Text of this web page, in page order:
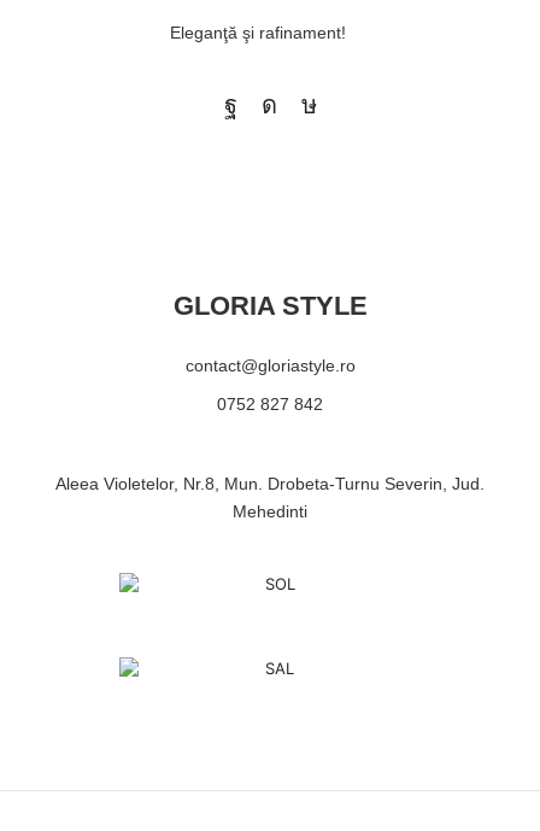
Eleganţă şi rafinament!
GLORIA STYLE
contact@gloriastyle.ro
0752 827 842
Aleea Violetelor, Nr.8, Mun. Drobeta-Turnu Severin, Jud.
Mehedinti